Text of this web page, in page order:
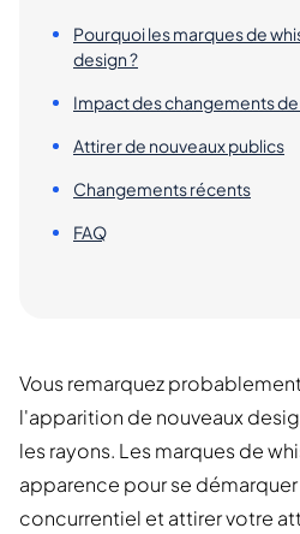
Pourquoi les marques de
design ?
Impact des changements
Attirer de nouveaux publics
Changements récents
FAQ
Vous remarquez
l'apparition de nouveaux
les rayons. Les marques de
apparence pour se démarquer
concurrentiel et attirer votre